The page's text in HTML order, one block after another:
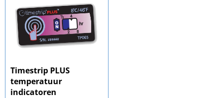
Timestrip PLUS
temperatuur
indicatoren